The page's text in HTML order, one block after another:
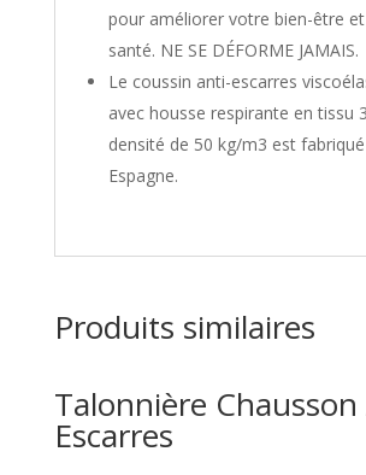
pour améliorer votre bien-être
santé. NE SE DÉFORME JAMAIS.
Le coussin anti-escarres
avec housse respirante en tissu
densité de 50 kg/m3 est
Espagne.
Produits similaires
Talonnière
Escarres